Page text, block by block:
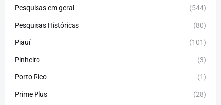
Pesquisas em geral (544)
Pesquisas Históricas (80)
Piauí (101)
Pinheiro (3)
Porto Rico (1)
Prime Plus (28)